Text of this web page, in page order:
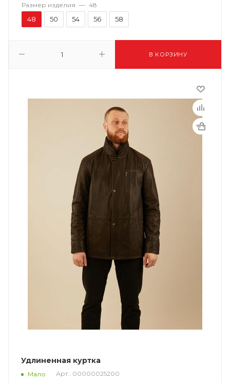
В КОРЗИНУ
Размер изделия — 48
48 50 54 56 58
Удлиненная куртка
Мало Арт.: 00000025200